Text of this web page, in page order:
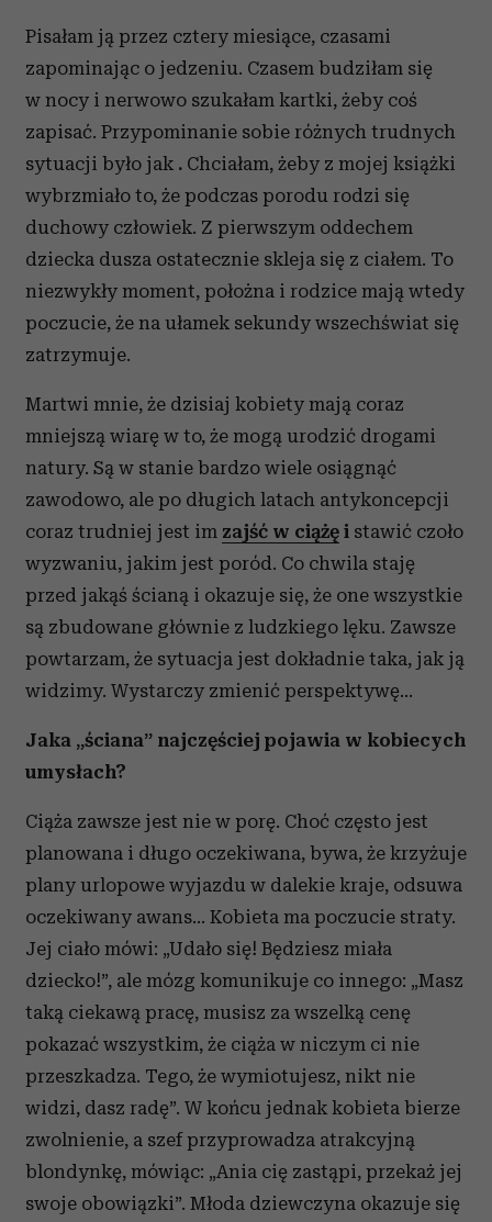
Pisałam ją przez cztery miesiące, czasami
zapominając o jedzeniu. Czasem budziłam się
w nocy i nerwowo szukałam kartki, żeby coś
zapisać. Przypominanie sobie różnych trudnych
sytuacji było jak . Chciałam, żeby z mojej książki
wybrzmiało to, że podczas porodu rodzi się
duchowy człowiek. Z pierwszym oddechem
dziecka dusza ostatecznie skleja się z ciałem. To
niezwykły moment, położna i rodzice mają wtedy
poczucie, że na ułamek sekundy wszechświat się
zatrzymuje.
Martwi mnie, że dzisiaj kobiety mają coraz
mniejszą wiarę w to, że mogą urodzić drogami
natury. Są w stanie bardzo wiele osiągnąć
zawodowo, ale po długich latach antykoncepcji
coraz trudniej jest im zajść w ciążę i stawić czoło
wyzwaniu, jakim jest poród. Co chwila staję
przed jakąś ścianą i okazuje się, że one wszystkie
są zbudowane głównie z ludzkiego lęku. Zawsze
powtarzam, że sytuacja jest dokładnie taka, jak ją
widzimy. Wystarczy zmienić perspektywę…
Jaka „ściana” najczęściej pojawia w kobiecych
umysłach?
Ciąża zawsze jest nie w porę. Choć często jest
planowana i długo oczekiwana, bywa, że krzyżuje
plany urlopowe wyjazdu w dalekie kraje, odsuwa
oczekiwany awans... Kobieta ma poczucie straty.
Jej ciało mówi: „Udało się! Będziesz miała
dziecko!”, ale mózg komunikuje co innego: „Masz
taką ciekawą pracę, musisz za wszelką cenę
pokazać wszystkim, że ciąża w niczym ci nie
przeszkadza. Tego, że wymiotujesz, nikt nie
widzi, dasz radę”. W końcu jednak kobieta bierze
zwolnienie, a szef przyprowadza atrakcyjną
blondynkę, mówiąc: „Ania cię zastąpi, przekaż jej
swoje obowiązki”. Młoda dziewczyna okazuje się